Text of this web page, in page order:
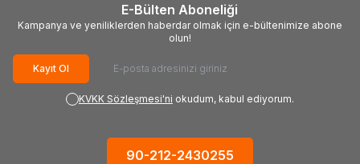
E-Bülten Aboneliği
Kampanya ve yeniliklerden haberdar olmak için e-bültenimize abone
olun!
Kayıt Ol
KVKK Sözleşmesi'ni okudum, kabul ediyorum.
90-212-2430255